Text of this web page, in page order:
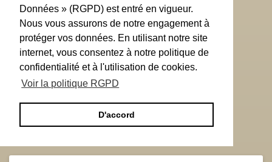
Données » (RGPD) est entré en vigueur.
Nous vous assurons de notre engagement à
protéger vos données. En utilisant notre site
internet, vous consentez à notre politique de
confidentialité et à l'utilisation de cookies.
Voir la politique RGPD
D'accord